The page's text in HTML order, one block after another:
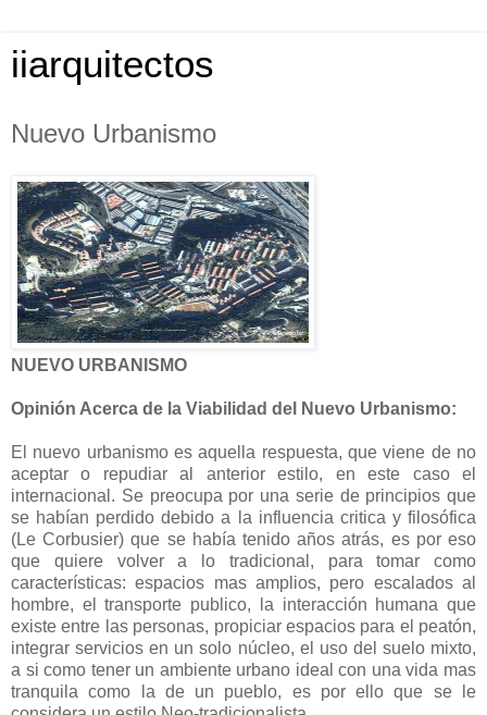
iiarquitectos
Nuevo Urbanismo
NUEVO URBANISMO
Opinión Acerca de la Viabilidad del Nuevo Urbanismo:
El nuevo urbanismo es aquella respuesta, que viene de no
aceptar o repudiar al anterior estilo, en este caso el
internacional. Se preocupa por una serie de principios que
se habían perdido debido a la influencia critica y filosófica
(Le Corbusier) que se había tenido años atrás, es por eso
que quiere volver a lo tradicional, para tomar como
características: espacios mas amplios, pero escalados al
hombre, el transporte publico, la interacción humana que
existe entre las personas, propiciar espacios para el peatón,
integrar servicios en un solo núcleo, el uso del suelo mixto,
a si como tener un ambiente urbano ideal con una vida mas
tranquila como la de un pueblo, es por ello que se le